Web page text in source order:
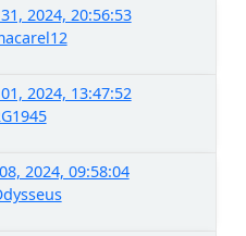
2024, 20:56:53
2024, 13:47:52
2024, 09:58:04